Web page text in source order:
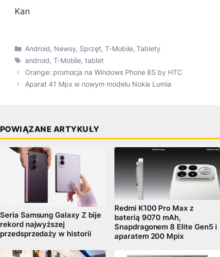
Kan
Kategorie
Android, Newsy, Sprzęt, T-Mobile,Tablety
Tagi
android, T-Mobile,tablet
Orange: promocja na Windows Phone 8S by HTC
Aparat 41 Mpx w nowym modelu Nokia Lumia
POWIĄZANE ARTYKUŁY
Seria Samsung Galaxy Z bije
rekord najwyższej
przedsprzedaży w historii
Redmi K100 Pro Max z
baterią 9070 mAh,
Snapdragonem 8 Elite Gen5 i
aparatem 200 Mpix